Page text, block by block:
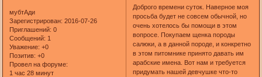
мубтАди
Зарегистрирован: 2016-07-26
Приглашений: 0
Сообщений: 1
Уважение: +0
Позитив: +0
Провел на форуме:
1 час 28 минут
Доброго времени суток. Наверное моя
просьба будет не совсем обычной, но
очень хотелось бы помощи в этом
вопросе. Покупаем щенка породы
салюки, а в данной породе, и конкретно
в этом питомнике принято давать им
арабские имена. Вот нам и требуется
придумать нашей девчушке что-то